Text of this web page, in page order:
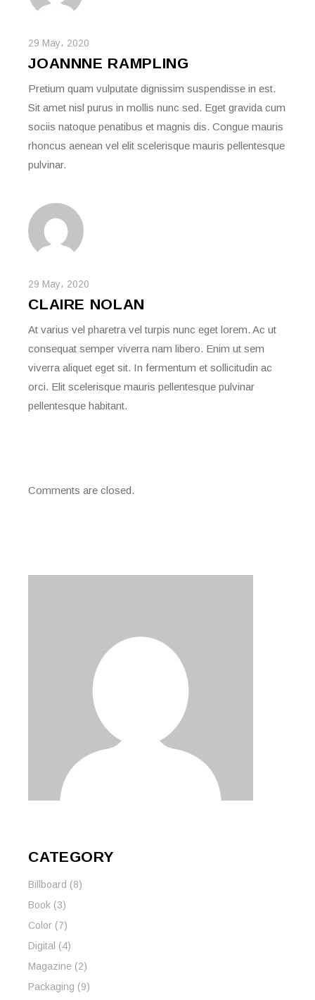
29 May، 2020
JOANNNE RAMPLING
Pretium quam vulputate dignissim suspendisse in est.
Sit amet nisl purus in mollis nunc sed. Eget gravida cum
sociis natoque penatibus et magnis dis. Congue mauris
rhoncus aenean vel elit scelerisque mauris pellentesque
pulvinar.
29 May، 2020
CLAIRE NOLAN
At varius vel pharetra vel turpis nunc eget lorem. Ac ut
consequat semper viverra nam libero. Enim ut sem
viverra aliquet eget sit. In fermentum et sollicitudin ac
orci. Elit scelerisque mauris pellentesque pulvinar
pellentesque habitant.
Comments are closed.
CATEGORY
Billboard (8)
Book (3)
Color (7)
Digital (4)
Magazine (2)
Packaging (9)